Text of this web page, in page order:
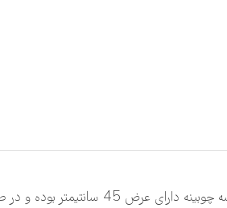
برچسب شیشه مات کن رنگی چوبینه وارداتی و درجه یک بوده و هیچ کدام از